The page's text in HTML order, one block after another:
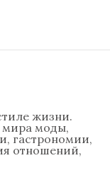
жизни.
мира моды,
гастрономии,
отношений,